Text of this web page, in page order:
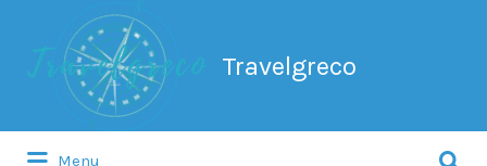
Travelgreco
Search
Menu
for: